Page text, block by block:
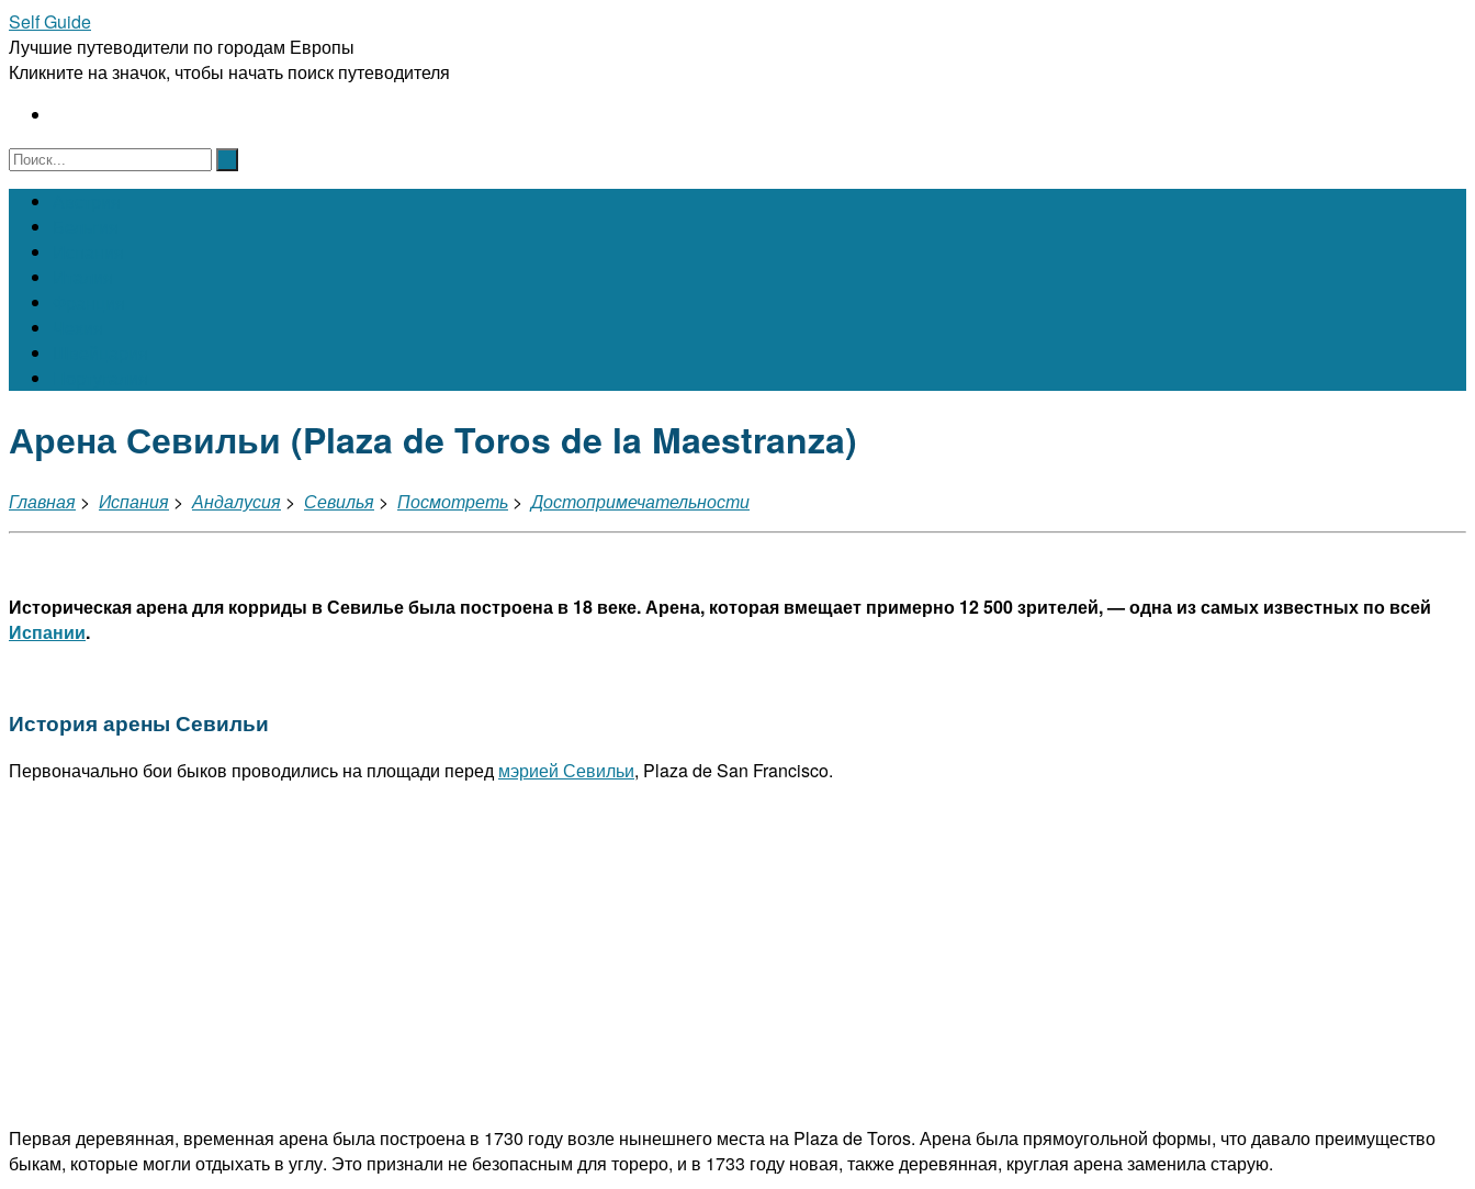
Self Guide
Лучшие путеводители по городам Европы
Кликните на значок, чтобы начать поиск путеводителя
Арена Севильи (Plaza de Toros de la Maestranza)
Главная > Испания >Андалусия > Севилья > Посмотреть >Достопримечательности
Историческая арена для корриды в Севилье была построена в 18 веке. Арена, которая вмещает примерно 12 500 зрителей, — одна из самых известных по всей
Испании.
История арены Севильи
Первоначально бои быков проводились на площади перед мэрией Севильи, Plaza de San Francisco.
Первая деревянная, временная арена была построена в 1730 году возле нынешнего места на Plaza de Toros. Арена была прямоугольной формы, что давало преимущество
быкам, которые могли отдыхать в углу. Это признали не безопасным для тореро, и в 1733 году новая, также деревянная, круглая арена заменила старую.